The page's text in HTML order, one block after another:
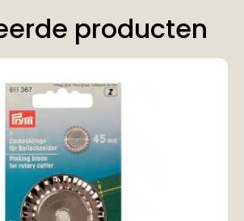
producten